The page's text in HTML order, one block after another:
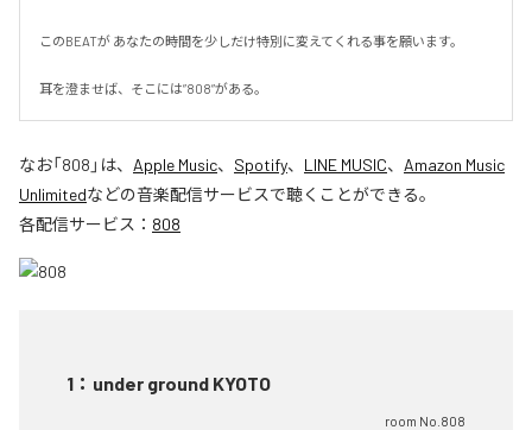
このBEATが あなたの時間を少しだけ特別に変えてくれる事を願います。
耳を澄ませば、そこには”808”がある。
なお「808 」は、 Apple Music、 Spotify、 LINE MUSIC、 Amazon Music
Unlimitedなどの音楽配信サービスで聴くことができる。
各配信サービス： 808
1 ： under ground KYOTO
room No.808